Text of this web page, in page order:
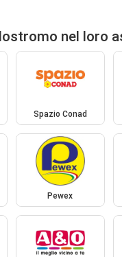
nel loro
Spazio Conad
Pewex